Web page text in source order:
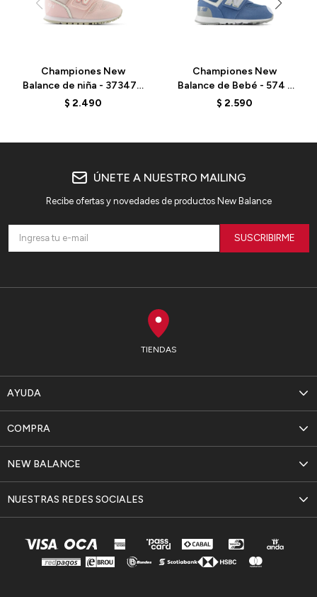
Championes New
Balance de niña - 37347 -
I37347C - PINK
$ 2.490
Championes New
Balance de Bebé - 574 -
NW574ESE - HERON
$ 2.590
TIENDAS
AYUDA
NEW BALANCE
COMPRA
NUESTRAS REDES SOCIALES
ÚNETE A NUESTRO MAILING
Recibe ofertas y novedades de productos New Balance
SUSCRIBIRME